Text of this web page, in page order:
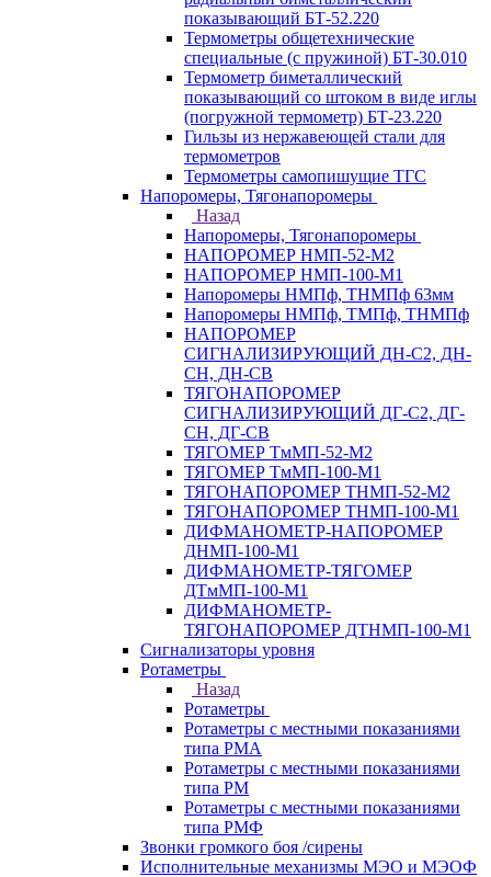
показывающий БТ-52.220
Термометры общетехнические
специальные (с пружиной) БТ-30.010
Термометр биметаллический
показывающий со штоком в виде иглы
(погружной термометр) БТ-23.220
Гильзы из нержавеющей стали для
термометров
Термометры самопишущие ТГС
Напоромеры, Тягонапоромеры
Назад
Напоромеры, Тягонапоромеры
НАПОРОМЕР НМП-52-М2
НАПОРОМЕР НМП-100-М1
Напоромеры НМПф, ТНМПф 63мм
Напоромеры НМПф, ТМПф, ТНМПф
НАПОРОМЕР
СИГНАЛИЗИРУЮЩИЙ ДН-С2, ДН-
СН, ДН-СВ
ТЯГОНАПОРОМЕР
СИГНАЛИЗИРУЮЩИЙ ДГ-С2, ДГ-
СН, ДГ-СВ
ТЯГОМЕР ТмМП-52-М2
ТЯГОМЕР ТмМП-100-М1
ТЯГОНАПОРОМЕР ТНМП-52-М2
ТЯГОНАПОРОМЕР ТНМП-100-М1
ДИФМАНОМЕТР-НАПОРОМЕР
ДНМП-100-М1
ДИФМАНОМЕТР-ТЯГОМЕР
ДТмМП-100-М1
ДИФМАНОМЕТР-
ТЯГОНАПОРОМЕР ДТНМП-100-М1
Сигнализаторы уровня
Ротаметры
Назад
Ротаметры
Ротаметры с местными показаниями
типа РМА
Ротаметры с местными показаниями
типа РМ
Ротаметры с местными показаниями
типа РМФ
Звонки громкого боя /сирены
Исполнительные механизмы МЭО и МЭОФ